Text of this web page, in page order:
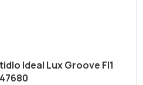
Ideal Lux Groove FI1